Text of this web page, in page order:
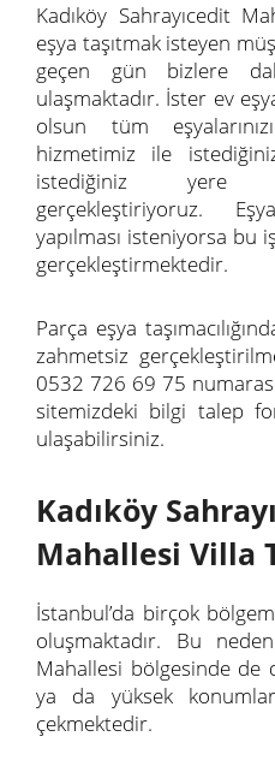
Kadıköy Sahrayıcedit
eşya taşıtmak isteyen
geçen gün bizlere
ulaşmaktadır. İster ev
olsun tüm
hizmetimiz ile
istediğiniz yere
gerçekleştiriyoruz.
yapılması isteniyorsa bu
gerçekleştirmektedir.
Parça eşya
zahmetsiz
0532 726 69 75
sitemizdeki bilgi talep
ulaşabilirsiniz.
Kadıköy
Mahallesi Villa
İstanbul’da birçok
oluşmaktadır. Bu
Mahallesi bölgesinde de
ya da yüksek
çekmektedir.